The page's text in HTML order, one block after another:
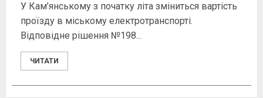
У Кам’янському з початку літа зміниться вартість
проїзду в міському електротранспорті.
Відповідне рішення №198...
ЧИТАТИ